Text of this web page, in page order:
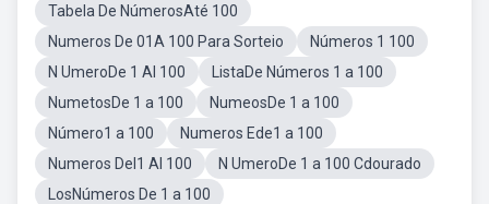
Tabela De NúmerosAté 100
Numeros De 01A 100 Para Sorteio
Números 1 100
N UmeroDe 1 Al 100
ListaDe Números 1 a 100
NumetosDe 1 a 100
NumeosDe 1 a 100
Número1 a 100
Numeros Ede1 a 100
Numeros Del1 Al 100
N UmeroDe 1 a 100 Cdourado
LosNúmeros De 1 a 100